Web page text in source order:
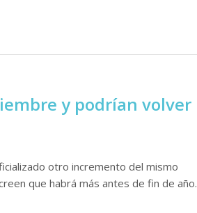
y podrían volver
otro incremento del mismo
que habrá más antes de fin de año.